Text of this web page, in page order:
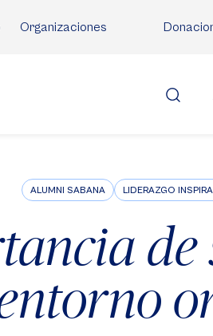
Organizaciones
ALUMNI SABANA LIDERAZGO
de